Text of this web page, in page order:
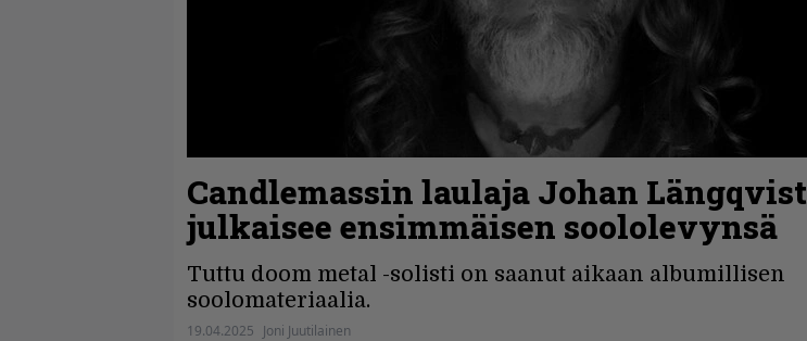
Candlemassin laulaja Johan Längqvist
julkaisee ensimmäisen soololevynsä
Tuttu doom metal -solisti on saanut aikaan albumillisen
soolomateriaalia.
19.04.2025 Joni Juutilainen